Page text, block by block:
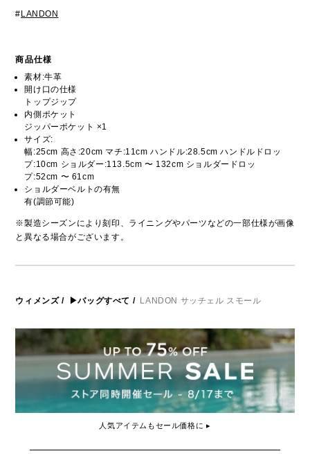
# LANDON
商品仕様
素材:牛革
開け口の仕様
トップジップ
内側ポケット
ジッパーポケット ×1
サイズ:
幅:25cm 高さ:20cm マチ:11cm ハンドル:28.5cm ハンドルドロッ
プ:10cm ショルダー:113.5cm 〜 132cm ショルダードロッ
プ:52cm 〜 61cm
ショルダーベルトの有無
有(調節可能)
※製造シーズンにより刻印、ライニングやパーツなどの一部仕様が画像
と異なる場合がございます。
ウィメンズ/ ▶バッグすべて / LANDON サッチェル スモール
人気アイテムもセール価格に ▸